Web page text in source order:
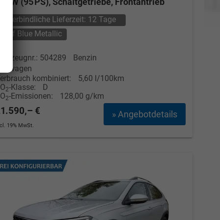
unverbindliche Lieferzeit: 12 Tage
Reef Blue Metallic
Fahrzeugnr.: 504289
Benzin
Neuwagen
kombiniert:
5,60 l/100km
2-Klasse:
D
2-Emissionen: 128,00 g/km
» Angebotdetails
€
19% MwSt.